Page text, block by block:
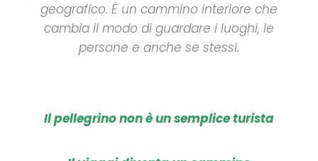
geografico. È un cammino interiore che
cambia il modo di guardare i luoghi, le
persone e anche se stessi.
Il pellegrino non è un semplice turista